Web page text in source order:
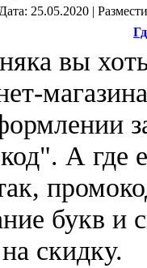
Дата: 25.05.2020 |
вы
А где
букв и
скидку.